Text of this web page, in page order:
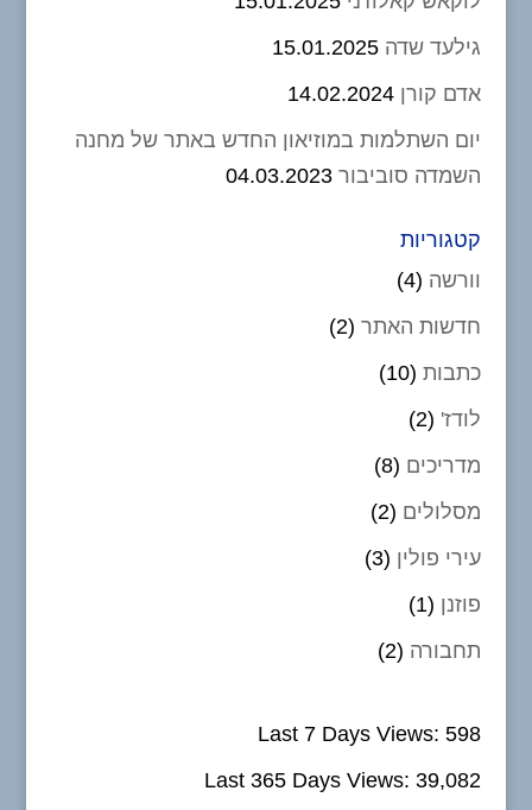
גילעד שדה 15.01.2025
אדם קורן 14.02.2024
יום השתלמות במוזיאון החדש באתר של מחנה
השמדה סוביבור 04.03.2023
קטגוריות
וורשה (4)
חדשות האתר(2)
כתבות(10)
לודז' (2)
מדריכים (8)
מסלולים (2)
עירי פולין (3)
פוזנן (1)
תחבורה (2)
Last 7 Days Views:598
Last 365 Days Views:39,082